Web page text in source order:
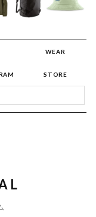
WEAR
STORE